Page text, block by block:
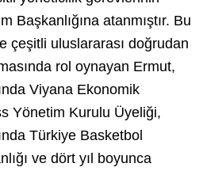
Başkanlığına atanmıştır. Bu
çeşitli uluslararası doğrudan
rol oynayan Ermut,
Viyana Ekonomik
Yönetim Kurulu Üyeliği,
Türkiye Basketbol
ve dört yıl boyunca